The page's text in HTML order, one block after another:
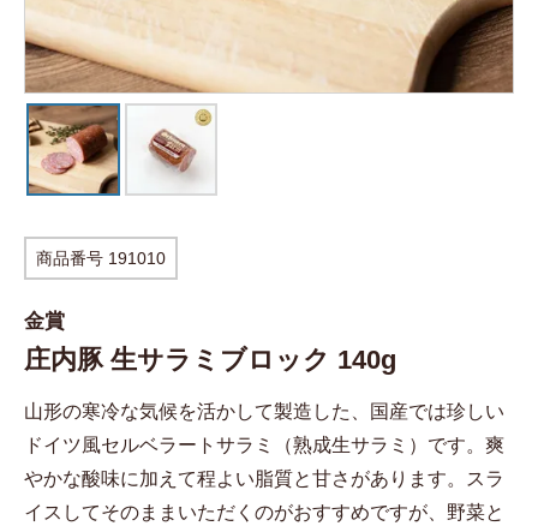
商品番号 191010
金賞
庄内豚 生サラミブロック 140g
山形の寒冷な気候を活かして製造した、国産では珍しい
ドイツ風セルベラートサラミ（熟成生サラミ）です。爽
やかな酸味に加えて程よい脂質と甘さがあります。スラ
イスしてそのままいただくのがおすすめですが、野菜と